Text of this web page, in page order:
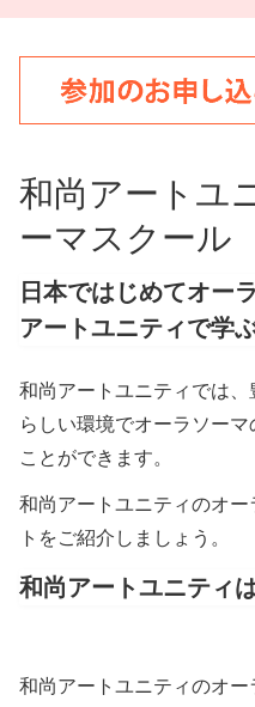
和尚アートユ
ーマスクール
日本ではじめてオー
アートユニティで学
和尚アートユニティでは
らしい環境でオーラソー
ことができます。
和尚アートユニティのオ
トをご紹介しましょう。
和尚アートユニティは
和尚アートユニティのオ